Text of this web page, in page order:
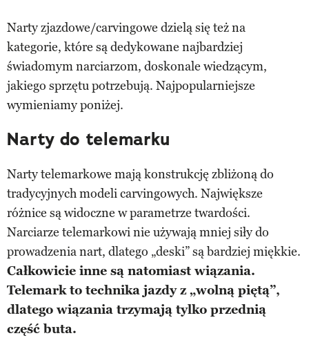
Narty zjazdowe/carvingowe dzielą się też na
kategorie, które są dedykowane najbardziej
świadomym narciarzom, doskonale wiedzącym,
jakiego sprzętu potrzebują. Najpopularniejsze
wymieniamy poniżej.
Narty do telemarku
Narty telemarkowe mają konstrukcję zbliżoną do
tradycyjnych modeli carvingowych. Największe
różnice są widoczne w parametrze twardości.
Narciarze telemarkowi nie używają mniej siły do
prowadzenia nart, dlatego „deski” są bardziej miękkie.
Całkowicie inne są natomiast wiązania.
Telemark to technika jazdy z „wolną piętą”,
dlatego wiązania trzymają tylko przednią
część buta.